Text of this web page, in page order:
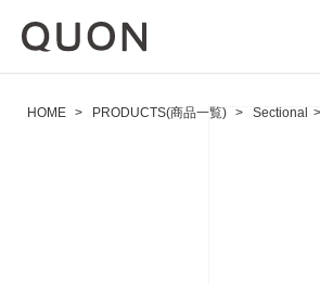
HOME > PRODUCTS(商品一覧) > Sectional >